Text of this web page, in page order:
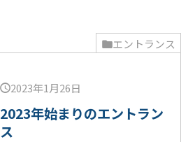
エントランス
2023年1月26日
2023年始まりのエントラン
ス